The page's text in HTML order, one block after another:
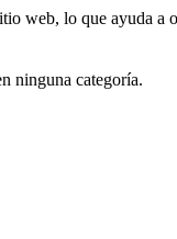
web, lo que ayuda a
ninguna categoría.